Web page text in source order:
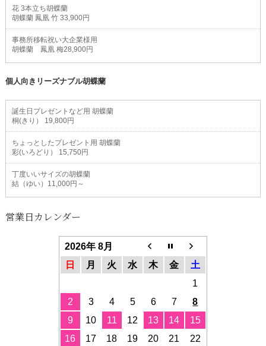
花 3本立ち胡蝶蘭
胡蝶蘭 鳳凰 竹 33,900円
事務所移転祝い大企業様用
胡蝶蘭 鳳凰 梅28,900円
個人向きリーズナブル胡蝶蘭
誕生日プレゼントなど用 胡蝶蘭
桐(きり） 19,800円
ちょっとしたプレゼント用 胡蝶蘭
彩(いろどり） 15,750円
丁度いいサイズの胡蝶蘭
結（ゆい）11,000円～
営業日カレンダー
2026年 8月
日
月 火 水 木 金
土
1
2
3 4 5 6 7
8
9
10 11 12 13 14
15
16
17 18 19 20 21 22